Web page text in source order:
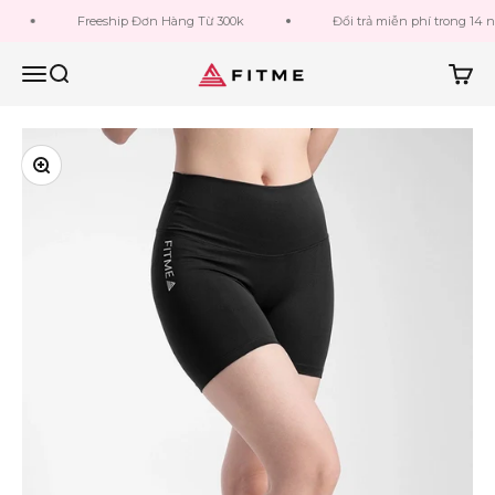
Freeship Đơn Hàng Từ 300k Đổi trả miễn phí trong 14 ngày
MenuTìm kiếm Fitme Sportswear Giỏ
Phóng to